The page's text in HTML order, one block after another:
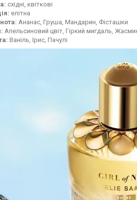
східні, квіткові
елітна
Ананас, Груша, Мандарин, Фісташки
Апельсиновий цвіт, Гіркий мигдаль,
Ваніль, Ірис, Пачулі